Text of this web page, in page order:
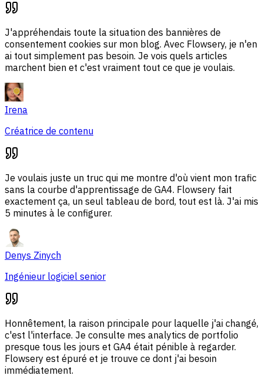
J'appréhendais toute la situation des bannières de
consentement cookies sur mon blog. Avec Flowsery, je n'en
ai tout simplement pas besoin. Je vois quels articles
marchent bien et c'est vraiment tout ce que je voulais.
Irena
Créatrice de contenu
Je voulais juste un truc qui me montre d'où vient mon trafic
sans la courbe d'apprentissage de GA4. Flowsery fait
exactement ça, un seul tableau de bord, tout est là. J'ai mis
5 minutes à le configurer.
Denys Zinych
Ingénieur logiciel senior
Honnêtement, la raison principale pour laquelle j'ai changé,
c'est l'interface. Je consulte mes analytics de portfolio
presque tous les jours et GA4 était pénible à regarder.
Flowsery est épuré et je trouve ce dont j'ai besoin
immédiatement.